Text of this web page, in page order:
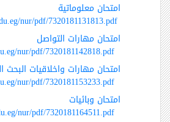
امتحان معلوماتية
nur/pdf/7320181131813.pdf
امتحان مهارات التواصل
nur/pdf/7320181142818.pdf
امتحان مهارات واخلاقيات البحث
nur/pdf/7320181153233.pdf
امتحان وبائيات
nur/pdf/7320181164511.pdf